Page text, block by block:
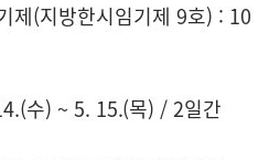
제(지방한시임기제 9호) : 10
수) ~ 5. 15.(목) / 2일간